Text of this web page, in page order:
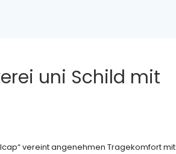
uni Schild mit
vereint angenehmen Tragekomfort mit